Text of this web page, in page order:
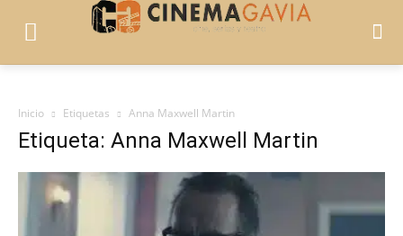
Inicio Etiquetas Anna Maxwell Martin
Etiqueta: Anna Maxwell Martin